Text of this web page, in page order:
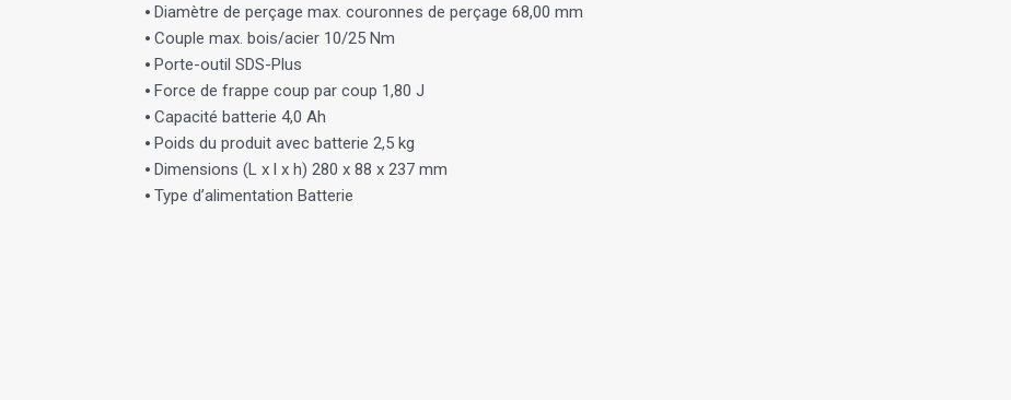
⦁ Diamètre de perçage max. couronnes de perçage 68,00 mm
⦁ Couple max. bois/acier 10/25 Nm
⦁ Porte-outil SDS-Plus
⦁ Force de frappe coup par coup 1,80 J
⦁ Capacité batterie 4,0 Ah
⦁ Poids du produit avec batterie 2,5 kg
⦁ Dimensions (L x l x h) 280 x 88 x 237 mm
⦁ Type d’alimentation Batterie